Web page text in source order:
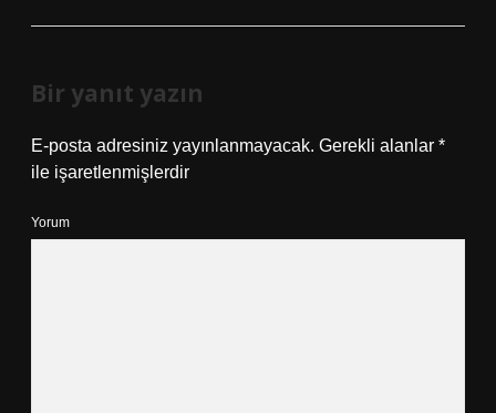
Bir yanıt yazın
E-posta adresiniz yayınlanmayacak. Gerekli alanlar *
ile işaretlenmişlerdir
Yorum